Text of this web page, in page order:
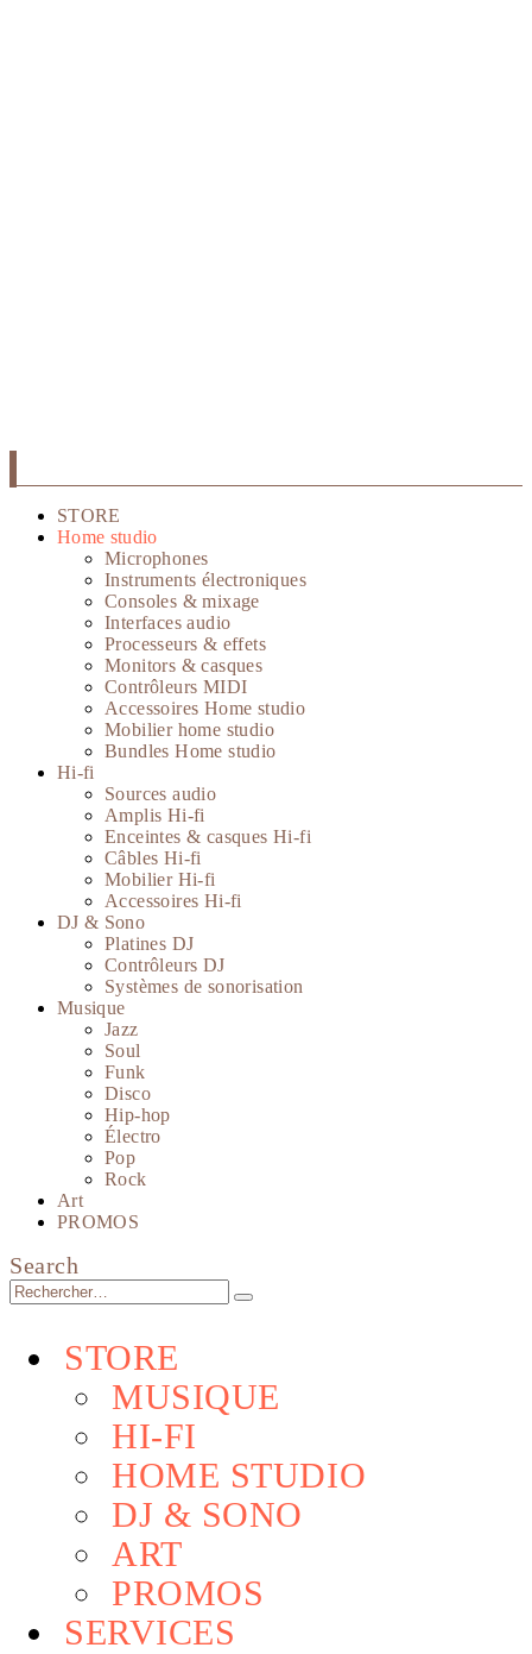
STORE
Home studio
Microphones
Instruments électroniques
Consoles & mixage
Interfaces audio
Processeurs & effets
Monitors & casques
Contrôleurs MIDI
Accessoires Home studio
Mobilier home studio
Bundles Home studio
Hi-fi
Sources audio
Amplis Hi-fi
Enceintes & casques Hi-fi
Câbles Hi-fi
Mobilier Hi-fi
Accessoires Hi-fi
DJ & Sono
Platines DJ
Contrôleurs DJ
Systèmes de sonorisation
Musique
Jazz
Soul
Funk
Disco
Hip-hop
Électro
Pop
Rock
Art
PROMOS
Search
STORE
MUSIQUE
HI-FI
HOME STUDIO
DJ & SONO
ART
PROMOS
SERVICES